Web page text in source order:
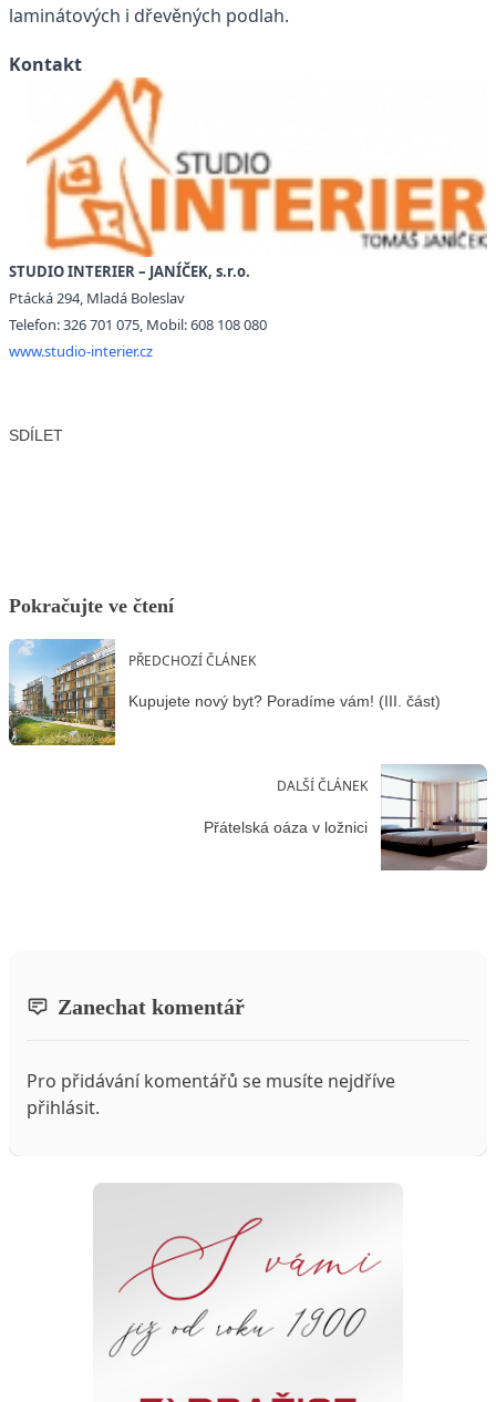
laminátových i dřevěných podlah.
Kontakt
STUDIO INTERIER – JANÍČEK, s.r.o.
Ptácká 294, Mladá Boleslav
Telefon: 326 701 075, Mobil: 608 108 080
www.studio-interier.cz
SDÍLET
Pokračujte ve čtení
PŘEDCHOZÍ ČLÁNEK
Kupujete nový byt? Poradíme vám! (III. část)
DALŠÍ ČLÁNEK
Přátelská oáza v ložnici
Zanechat komentář
Pro přidávání komentářů se musíte nejdříve
přihlásit.